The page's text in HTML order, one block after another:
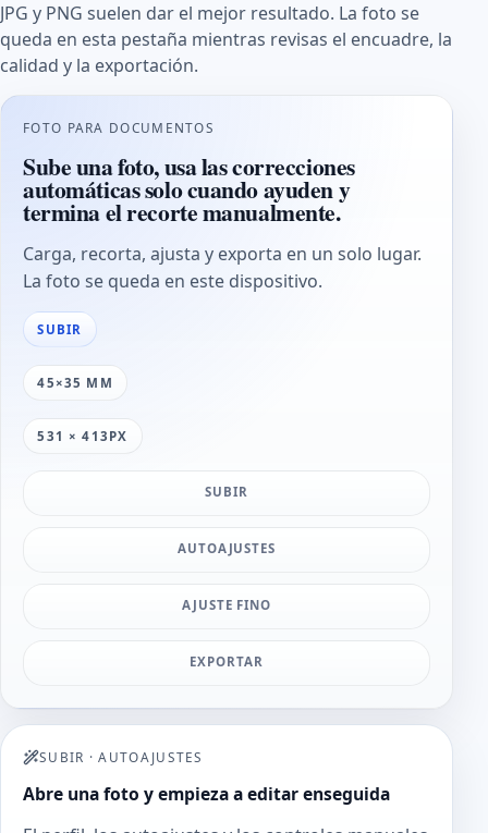
JPG y PNG suelen dar el mejor resultado. La foto se
queda en esta pestaña mientras revisas el encuadre, la
calidad y la exportación.
FOTO PARA DOCUMENTOS
Sube una foto, usa las correcciones
automáticas solo cuando ayuden y
termina el recorte manualmente.
Carga, recorta, ajusta y exporta en un solo lugar.
La foto se queda en este dispositivo.
SUBIR
45×35 MM
531 × 413PX
SUBIR
AUTOAJUSTES
AJUSTE FINO
EXPORTAR
SUBIR ·AUTOAJUSTES
Abre una foto y empieza a editar enseguida